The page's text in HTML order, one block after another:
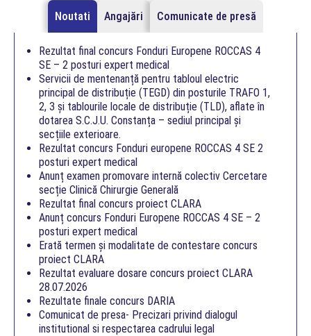
Noutati
Angajări Comunicate de presă
Rezultat final concurs Fonduri Europene ROCCAS 4
SE – 2 posturi expert medical
Servicii de mentenanță pentru tabloul electric
principal de distribuție (TEGD) din posturile TRAFO 1,
2, 3 și tablourile locale de distribuție (TLD), aflate în
dotarea S.C.J.U. Constanța – sediul principal și
secțiile exterioare.
Rezultat concurs Fonduri europene ROCCAS 4 SE 2
posturi expert medical
Anunț examen promovare internă colectiv Cercetare
secție Clinică Chirurgie Generală
Rezultat final concurs proiect CLARA
Anunț concurs Fonduri Europene ROCCAS 4 SE – 2
posturi expert medical
Erată termen și modalitate de contestare concurs
proiect CLARA
Rezultat evaluare dosare concurs proiect CLARA
28.07.2026
Rezultate finale concurs DARIA
Comunicat de presa- Precizari privind dialogul
institutional si respectarea cadrului legal